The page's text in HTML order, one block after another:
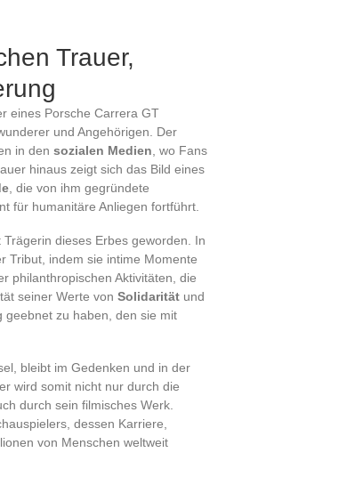
Trauer,
eines Porsche Carrera GT
und Angehörigen. Der
in den sozialen Medien , wo Fans
hinaus zeigt sich das Bild eines
, die von ihm gegründete
für humanitäre Anliegen fortführt.
dieses Erbes geworden. In
Tribut, indem sie intime Momente
philanthropischen Aktivitäten, die
seiner Werte von Solidarität und
geebnet zu haben, den sie mit
bleibt im Gedenken und in der
wird somit nicht nur durch die
durch sein filmisches Werk.
dessen Karriere,
von Menschen weltweit